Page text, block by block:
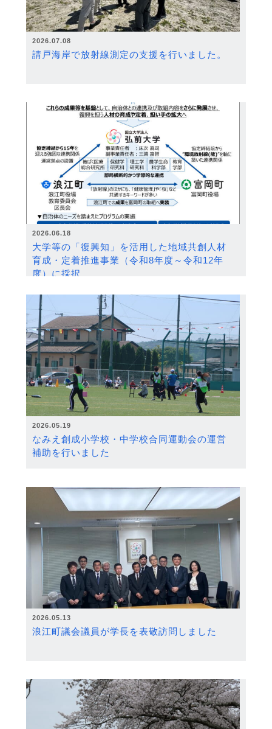
2026.07.08
請戸海岸で放射線測定の支援を行いました。
2026.06.18
大学等の「復興知」を活用した地域共創人材
育成・定着推進事業（令和8年度～令和12年
度）に採択
2026.05.19
なみえ創成小学校・中学校合同運動会の運営
補助を行いました
2026.05.13
浪江町議会議員が学長を表敬訪問しました